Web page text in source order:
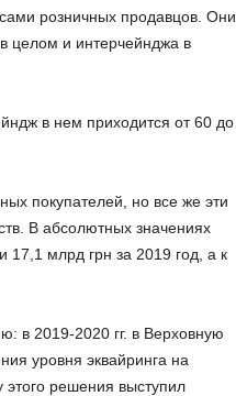
розничных продавцов. Они
целом и интерчейнджа в
в нем приходится от 60 до
покупателей, но все же эти
В абсолютных значениях
17,1 млрд грн за 2019 год, а к
в 2019-2020 гг. в Верховную
уровня эквайринга на
решения выступил